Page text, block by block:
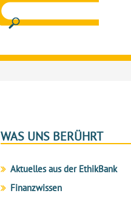
WAS UNS BERÜHRT
Aktuelles aus der EthikBank
Finanzwissen